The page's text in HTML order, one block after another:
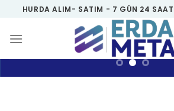
content
HURDA ALIM- SATIM - 7 GÜN 24 SAAT